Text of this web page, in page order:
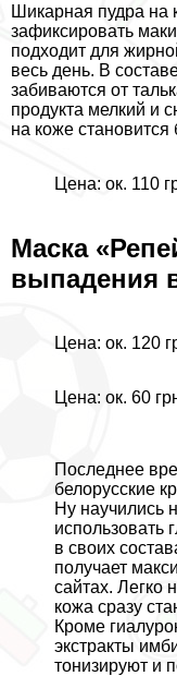
Шикарная пудра на
зафиксировать
подходит для
весь день. В
забиваются от
продукта мелкий и
на коже становится
Цена: ок. 110
Маска
выпадения
Цена: ок. 120
Цена: ок. 60
Последнее
белорусские
Ну научились
использовать
в своих
получает
сайтах. Легко
кожа сразу
Кроме
экстpaкты
тонизируют и